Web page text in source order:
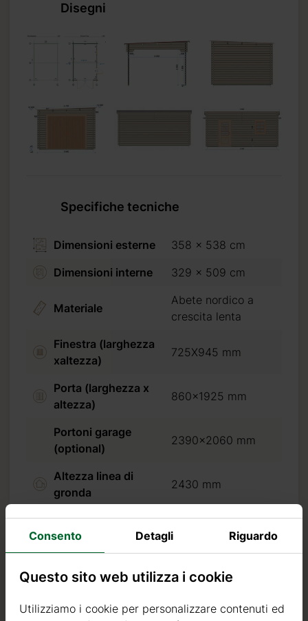
Disegni
Specifiche tecniche
Dimensioni esterne
358 x 538 cm
Dimensioni interne
329 x 509 cm
Materiale
Abete nordico a
crescita lenta
Finestra (larghezza
xaltezza)
725X945 mm
Porta (larghezza x
altezza)
860x1925 mm
Portoni garage
(optional)
2390x2060 mm
Altezza linea di
gronda
2430 mm
Altezza al colmo
2565mm
Sbalzo del tetto
25 cm
Pavimento
Tavole da 18 mm
Consento Detagli Riguardo
Questo sito web utilizza i cookie
Utilizziamo i cookie per personalizzare contenuti ed